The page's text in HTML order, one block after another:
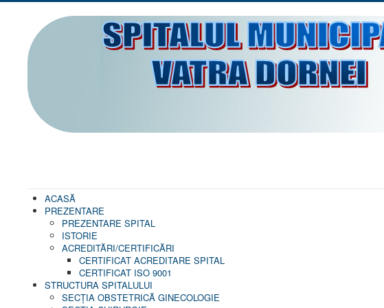
ACASĂ
PREZENTARE
PREZENTARE SPITAL
ISTORIE
ACREDITĂRI/CERTIFICĂRI
CERTIFICAT ACREDITARE SPITAL
CERTIFICAT ISO 9001
STRUCTURA SPITALULUI
SECŢIA OBSTETRICĂ GINECOLOGIE